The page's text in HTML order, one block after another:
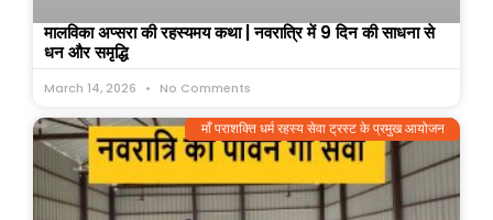
मालविका अप्सरा की रहस्यमय कथा | नवरात्रि में 9 दिन की साधना से
धन और समृद्धि
March 14, 2026 No Comments
माँ पराशक्ति धर्म रहस्य सेवा ट्रस्ट के प्रमुख आयोजन